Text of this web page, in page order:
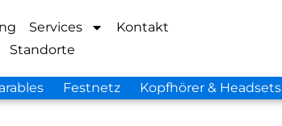
Services
Kontakt
Standorte
Festnetz Kopfhörer & Headsets